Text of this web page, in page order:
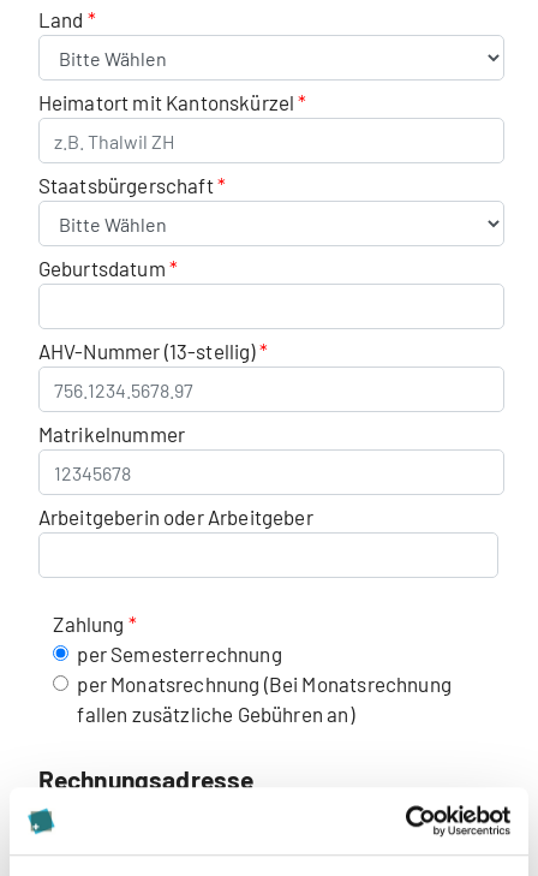
Land
Heimatort mit Kantonskürzel
Staatsbürgerschaft
Geburtsdatum
AHV-Nummer (13-stellig)
Matrikelnummer
Arbeitgeberin oder Arbeitgeber
Zahlung
per Semesterrechnung
per Monatsrechnung (Bei Monatsrechnung
fallen zusätzliche Gebühren an)
Teilweise oder vollständige Übernahme der
Studiengebühren durch Dritte (z. B.
Rechnungsadresse